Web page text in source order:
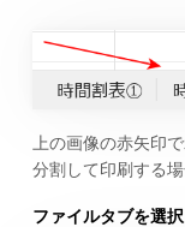
上の画像の赤矢印
分割して印刷する
ファイルタブを選択